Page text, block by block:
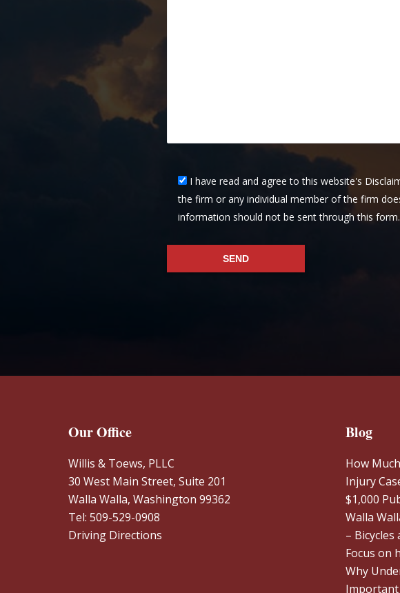
I have read and agree to this website's
the firm or any individual member of the firm
information should not be sent through this form.
Our Office
Willis & Toews, PLLC
30 West Main Street, Suite 201
Walla Walla, Washington 99362
Tel: 509-529-0908
Driving Directions
Blog
How
Injury
$1,000
Walla
–
Focus on
Why
Important